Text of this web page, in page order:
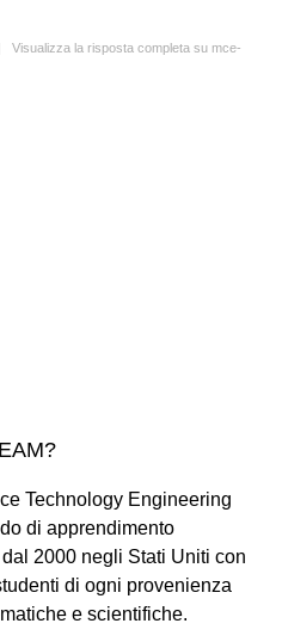
Visualizza la risposta completa su mce-
Technology Engineering
di apprendimento
2000 negli Stati Uniti con
di ogni provenienza
e scientifiche.